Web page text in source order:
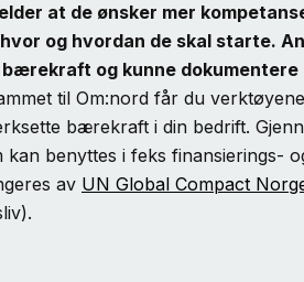
at de ønsker mer
og hvordan de skal starte.
bærekraft og kunne
til Om:nord får du
bærekraft i din bedrift.
kan benyttes i feks finansierings-
av UN Global Compact